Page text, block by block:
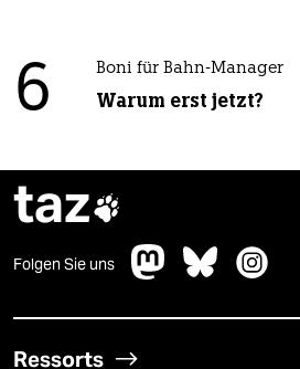
6 Boni für Bahn-Manager
Warum erst jetzt?
taz
Folgen Sie uns
Ressorts